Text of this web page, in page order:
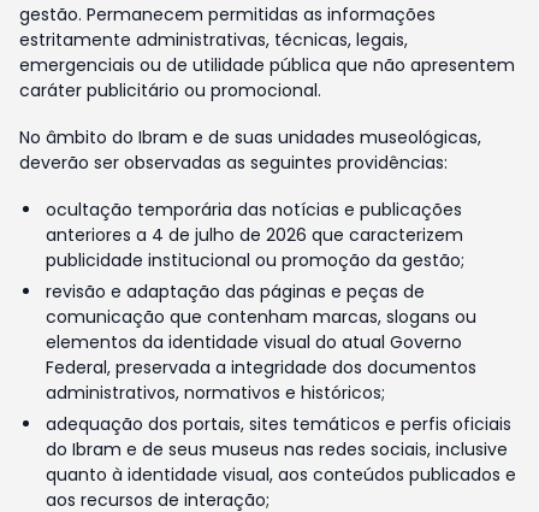
gestão. Permanecem permitidas as informações
estritamente administrativas, técnicas, legais,
emergenciais ou de utilidade pública que não apresentem
caráter publicitário ou promocional.
No âmbito do Ibram e de suas unidades museológicas,
deverão ser observadas as seguintes providências:
ocultação temporária das notícias e publicações
anteriores a 4 de julho de 2026 que caracterizem
publicidade institucional ou promoção da gestão;
revisão e adaptação das páginas e peças de
comunicação que contenham marcas, slogans ou
elementos da identidade visual do atual Governo
Federal, preservada a integridade dos documentos
administrativos, normativos e históricos;
adequação dos portais, sites temáticos e perfis oficiais
do Ibram e de seus museus nas redes sociais, inclusive
quanto à identidade visual, aos conteúdos publicados e
aos recursos de interação;